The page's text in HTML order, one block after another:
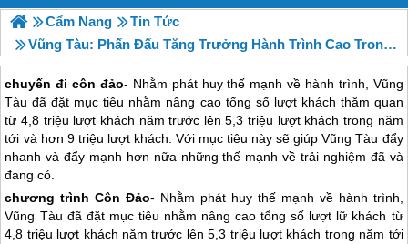
Cẩm Nang
Tin Tức
Vũng Tàu: Phấn Đấu Tăng Trưởng Hành Trình Cao Trong Năm 2015
chuyến đi côn đảo- Nhằm phát huy thế mạnh về hành trình, Vũng
Tàu đã đặt mục tiêu nhằm nâng cao tổng số lượt khách thăm quan
từ 4,8 triệu lượt khách năm trước lên 5,3 triệu lượt khách trong năm
tới và hơn 9 triệu lượt khách. Với mục tiêu này sẽ giúp Vũng Tàu đẩy
nhanh và đẩy mạnh hơn nữa những thế mạnh về trải nghiệm đã và
đang có.
chương trìnhCôn Đảo- Nhằm phát huy thế mạnh về hành trình,
Vũng Tàu đã đặt mục tiêu nhằm nâng cao tổng số lượt lữ khách từ
4,8 triệu lượt khách năm trước lên 5,3 triệu lượt khách trong năm tới